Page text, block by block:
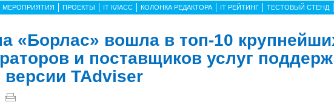
МЕРОПРИЯТИЯ ПРОЕКТЫ IT КЛАСС КОЛОНКА РЕДАКТОРА IT РЕЙТИНГ ТЕСТОВЫЙ СТЕНД
«Борлас» вошла в топ-10
и поставщиков услуг
версии TAdviser